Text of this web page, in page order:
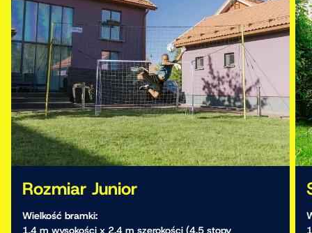
Rozmiar Junior
Wielkość bramki:
1,4 m wysokości x 2,4 m szerokości (4,5 stopy